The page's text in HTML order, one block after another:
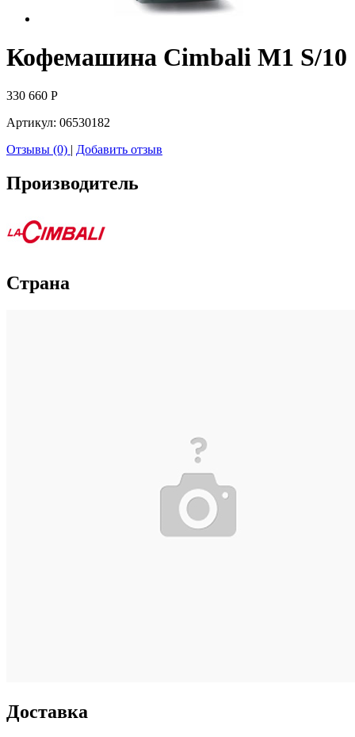
Кофемашина Cimbali M1 S/10
330 660 Р
Артикул: 06530182
Отзывы (0) | Добавить отзыв
Производитель
Страна
Доставка